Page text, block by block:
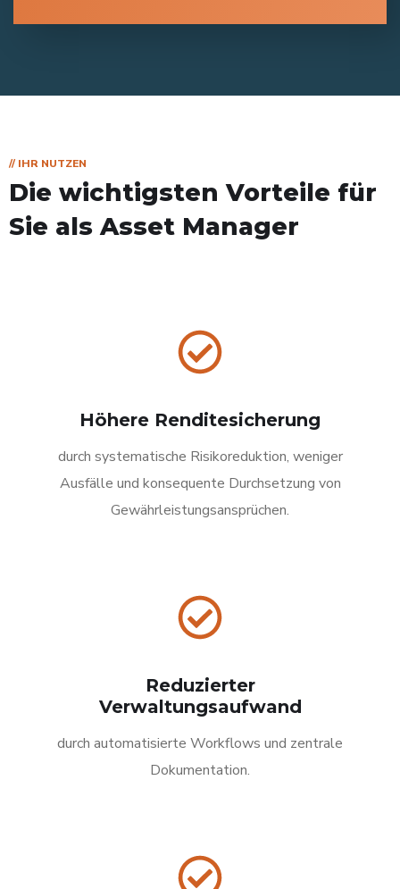
// IHR NUTZEN
Die wichtigsten Vorteile für
Sie als Asset Manager
Höhere Renditesicherung
durch systematische Risikoreduktion, weniger
Ausfälle und konsequente Durchsetzung von
Gewährleistungsansprüchen.
Reduzierter
Verwaltungsaufwand
durch automatisierte Workflows und zentrale
Dokumentation.